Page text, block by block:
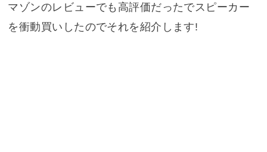
マゾンのレビューでも高評価だったでスピーカー
を衝動買いしたのでそれを紹介します!